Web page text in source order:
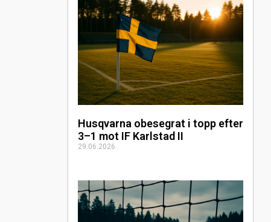
Husqvarna obesegrat i topp efter
3–1 mot IF Karlstad II
29.06.2026